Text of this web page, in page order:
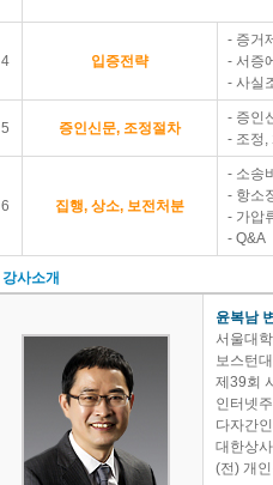
4 입증전략
- 증거
- 서증
- 사실
5 증인신문, 조정절차
- 증인
- 조정,
6 집행, 상소, 보전처분
- 소송
- 항소
- 가압
- Q&A
강사소개
윤복남
서울대
보스턴
제39회
인터넷
다자간
대한상
(전) 개